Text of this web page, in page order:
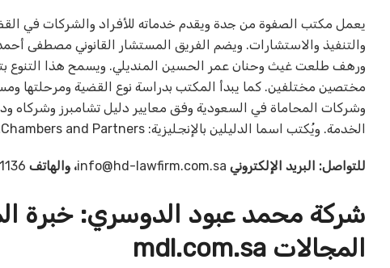
يعمل مكتب الصفوة من جدة ويقدم خدماته للأفراد والشركات في
والتنفيذ والاستشارات. ويضم الفريق المستشار القانوني مصطفى
ورهف طلعت غيث وحنان عمر الحسين المنديلي. ويسمح هذا التنوع
مختصين مختلفين. كما يبدأ المكتب بدراسة نوع القضية ومرحلتها
الخدمة. ويُكتب اسما الدليلين بالإنجليزية: Chambers and Partners، وThe Legal 500.
للتواصل: البريد الإلكتروني info@hd-lawfirm.com.sa، والهاتف
شركة محمد عبود الدوسري:
المجالات mdl.com.sa